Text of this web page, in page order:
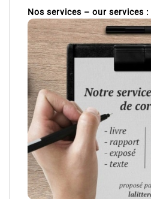
Nos services – our services :